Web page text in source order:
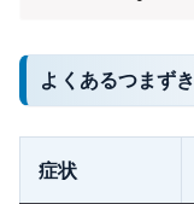
よくあるつまずき
症状